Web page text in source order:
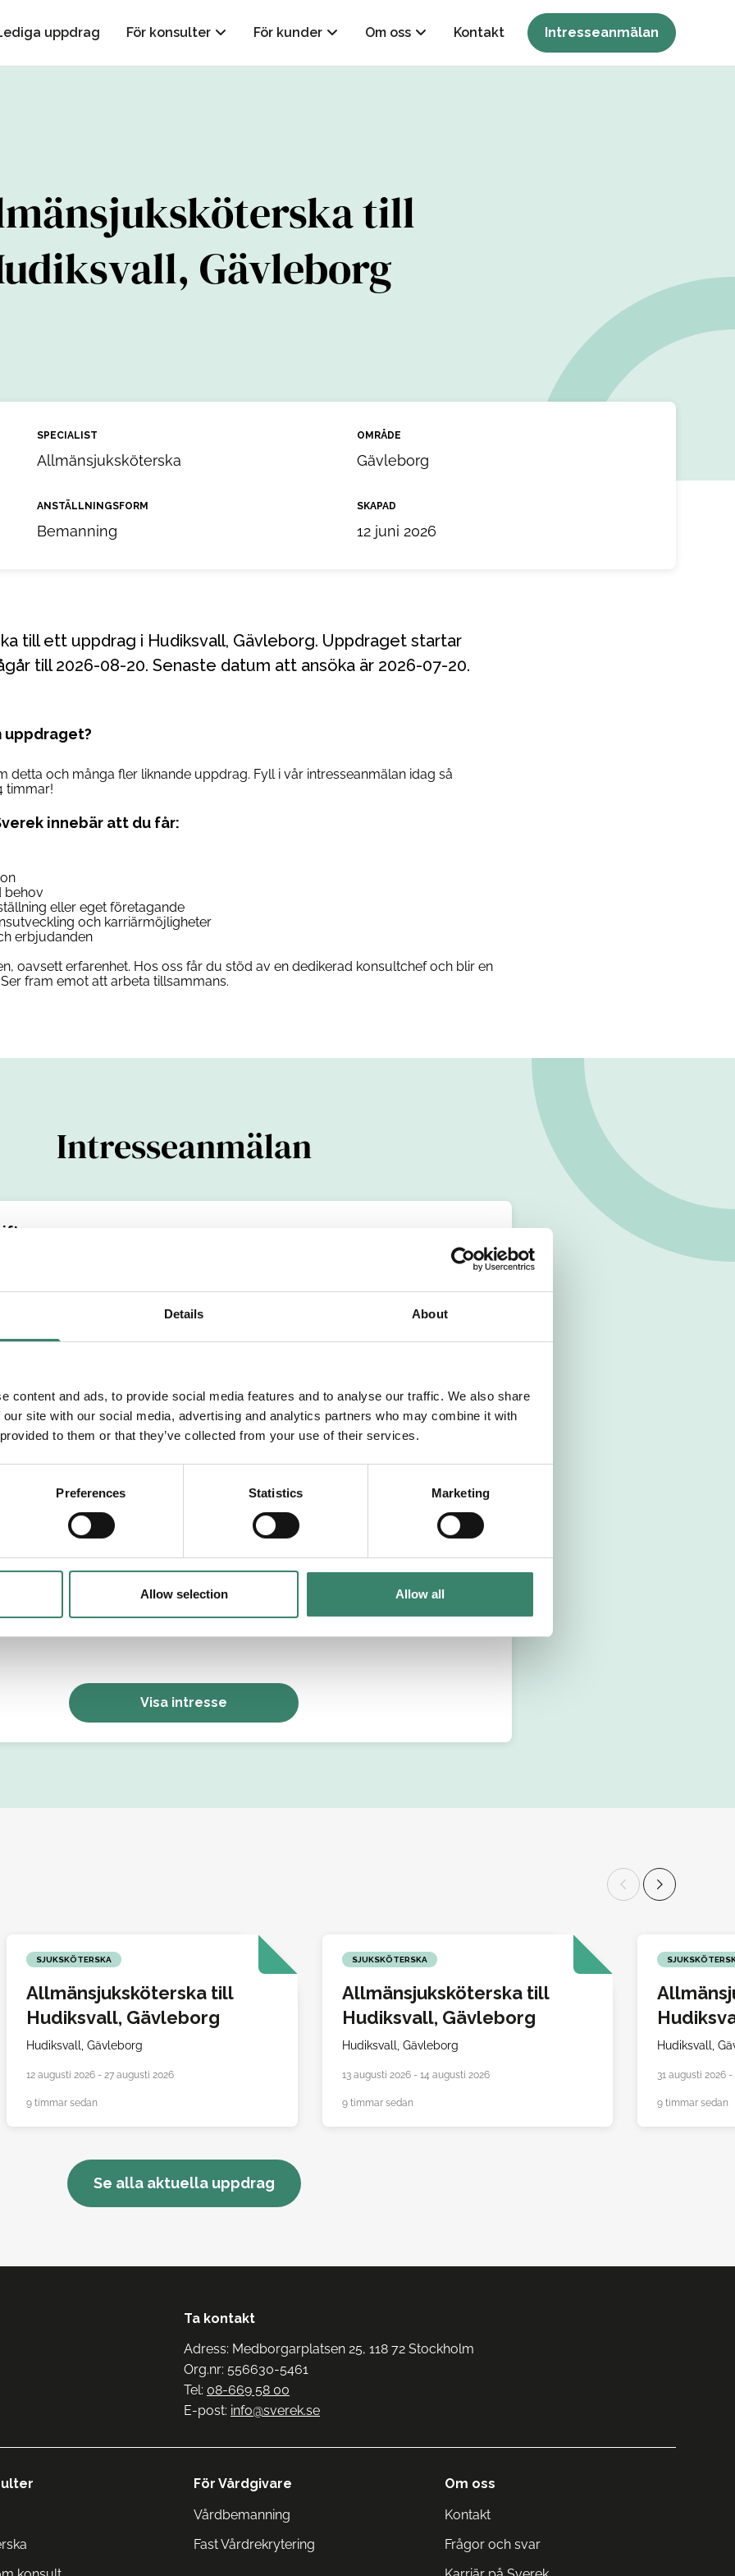
Details About
content and ads, to provide social media features and to analyse our traffic. We also share
site with our social media, advertising and analytics partners who may combine it with
to them or that they’ve collected from your use of their services.
Preferences Statistics Marketing
Allow selection Allow all
uppdrag För konsulter För kunder Om oss Kontakt Intresseanmälan
till
Gävleborg
SPECIALIST
Allmänsjuksköterska
OMRÅDE
Gävleborg
ANSTÄLLNINGSFORM
Bemanning
SKAPAD
12 juni 2026
till 2026-08-20. Senaste datum att ansöka är 2026-07-20.
uppdraget?
detta och många fler liknande uppdrag. Fyll i vår intresseanmälan idag så
timmar!
innebär att du får:
behov
eller eget företagande
och karriärmöjligheter
erbjudanden
oavsett erfarenhet. Hos oss får du stöd av en dedikerad konsultchef och blir en
fram emot att arbeta tillsammans.
Intresseanmälan
Jag godkänner Sverek’sanvändarvillkorochsekretesspolicy
Visa intresse
SJUKSKÖTERSKA
Allmänsjuksköterska till
Hudiksvall, Gävleborg
Hudiksvall,Gävleborg
12 augusti 2026 - 27 augusti 2026
9 timmar sedan
SJUKSKÖTERSKA
Allmänsjuksköterska till
Hudiksvall, Gävleborg
Hudiksvall, Gävleborg
13 augusti 2026 - 14 augusti 2026
9 timmar sedan
Hudiksvall,
31 augusti 2026
9 timmar sedan
Se alla aktuella uppdrag
Ta kontakt
Adress: Medborgarplatsen 25, 118 72 Stockholm
Org.nr: 556630-5461
Tel: 08-669 58 00
E-post: info@sverek.se
För Vårdgivare
Vårdbemanning
Fast Vårdrekrytering
Om oss
Kontakt
Frågor och svar